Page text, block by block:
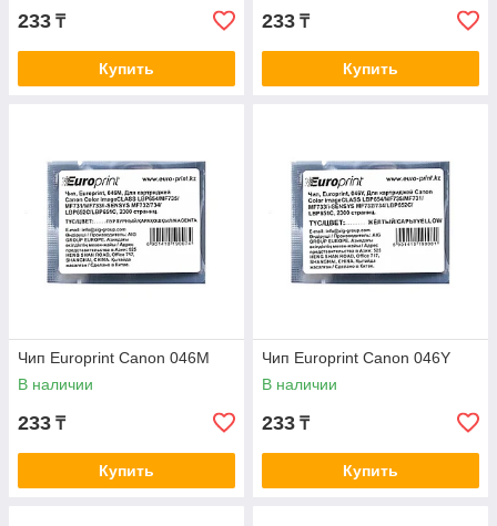
233 ₸
Купить
233 ₸
Купить
Чип Europrint Canon 046M
В наличии
233 ₸
Купить
Чип Europrint Canon 046Y
В наличии
233 ₸
Купить